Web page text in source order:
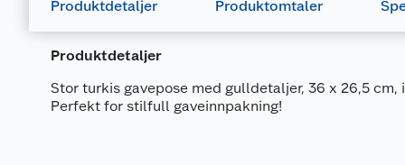
Produktdetaljer Produktomtaler
Produktdetaljer
Stor turkis gavepose med gulldetaljer, 36 x 26,5
Perfekt for stilfull gaveinnpakning!